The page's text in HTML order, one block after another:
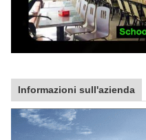
Informazioni sull'azienda